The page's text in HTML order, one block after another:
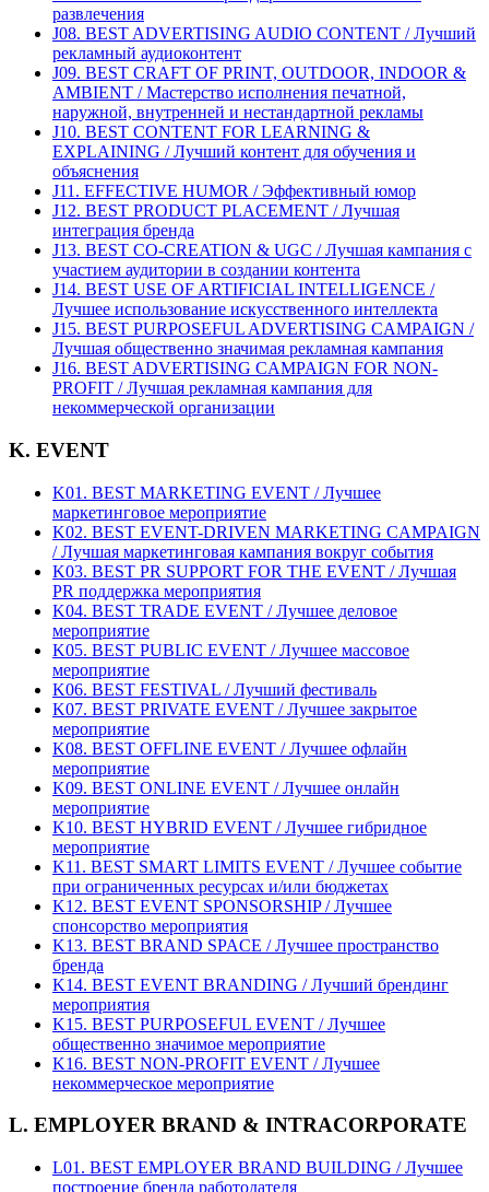
развлечения
J08. BEST ADVERTISING AUDIO CONTENT / Лучший
рекламный аудиоконтент
J09. BEST CRAFT OF PRINT, OUTDOOR, INDOOR &
AMBIENT / Мастерство исполнения печатной,
наружной, внутренней и нестандартной рекламы
J10. BEST CONTENT FOR LEARNING &
EXPLAINING / Лучший контент для обучения и
объяснения
J11. EFFECTIVE HUMOR / Эффективный юмор
J12. BEST PRODUCT PLACEMENT / Лучшая
интеграция бренда
J13. BEST CO-CREATION & UGC / Лучшая кампания с
участием аудитории в создании контента
J14. BEST USE OF ARTIFICIAL INTELLIGENCE /
Лучшее использование искусственного интеллекта
J15. BEST PURPOSEFUL ADVERTISING CAMPAIGN /
Лучшая общественно значимая рекламная кампания
J16. BEST ADVERTISING CAMPAIGN FOR NON-
PROFIT / Лучшая рекламная кампания для
некоммерческой организации
K. EVENT
K01. BEST MARKETING EVENT / Лучшее
маркетинговое мероприятие
K02. BEST EVENT-DRIVEN MARKETING CAMPAIGN
/ Лучшая маркетинговая кампания вокруг события
K03. BEST PR SUPPORT FOR THE EVENT / Лучшая
PR поддержка мероприятия
K04. BEST TRADE EVENT / Лучшее деловое
мероприятие
K05. BEST PUBLIC EVENT / Лучшее массовое
мероприятие
K06. BEST FESTIVAL / Лучший фестиваль
K07. BEST PRIVATE EVENT / Лучшее закрытое
мероприятие
K08. BEST OFFLINE EVENT / Лучшее офлайн
мероприятие
K09. BEST ONLINE EVENT / Лучшее онлайн
мероприятие
K10. BEST HYBRID EVENT / Лучшее гибридное
мероприятие
K11. BEST SMART LIMITS EVENT / Лучшее событие
при ограниченных ресурсах и/или бюджетах
K12. BEST EVENT SPONSORSHIP / Лучшее
спонсорство мероприятия
K13. BEST BRAND SPACE / Лучшее пространство
бренда
K14. BEST EVENT BRANDING / Лучший брендинг
мероприятия
K15. BEST PURPOSEFUL EVENT / Лучшее
общественно значимое мероприятие
K16. BEST NON-PROFIT EVENT / Лучшее
некоммерческое мероприятие
L. EMPLOYER BRAND & INTRACORPORATE
L01. BEST EMPLOYER BRAND BUILDING / Лучшее
построение бренда работодателя